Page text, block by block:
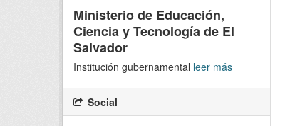
Ministerio de Educación,
Ciencia y Tecnología de El
Salvador
Institución gubernamental leer más
Social